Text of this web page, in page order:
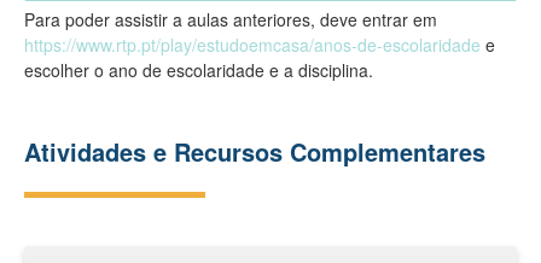
Para poder assistir a aulas anteriores, deve entrar em
https://www.rtp.pt/play/estudoemcasa/anos-de-escolaridade e
escolher o ano de escolaridade e a disciplina.
Atividades e Recursos Complementares